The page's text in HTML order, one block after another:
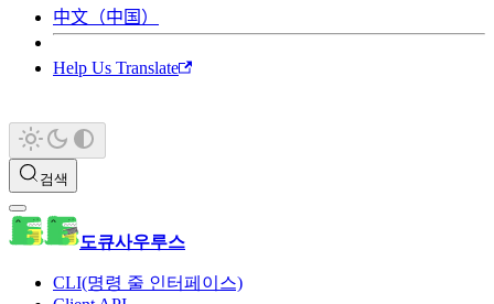
中文（中国）
Help Us Translate
검색
도큐사우루스
CLI(명령 줄 인터페이스)